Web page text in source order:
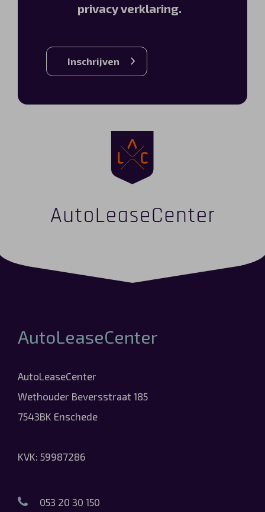
privacy verklaring.
Inschrijven
AutoLeaseCenter
AutoLeaseCenter
Wethouder Beversstraat 185
7543BK Enschede
KVK: 59987286
053 20 30 150